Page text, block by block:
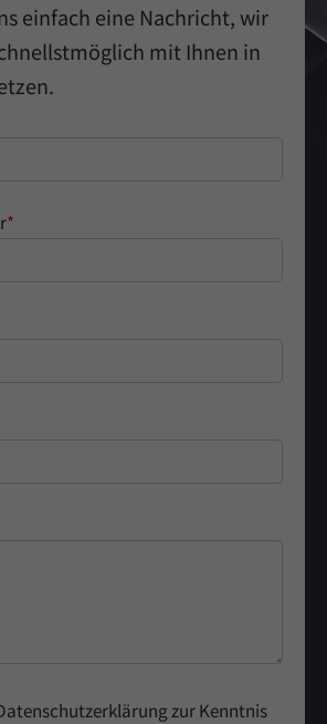
einfach eine Nachricht, wir
mit Ihnen in
*
zur Kenntnis